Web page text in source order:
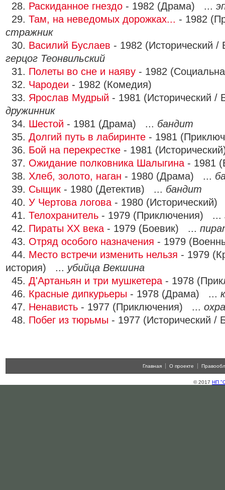
28. Раскиданное гнездо - 1982 (Драма) ...
29. Там, на неведомых дорожках... - 1982
стражник
30. Василий Буслаев - 1982 (Исторический
герцог Теонвильский
31. Полеты во сне и наяву - 1982
32. Чародеи - 1982 (Комедия)
33. Ярослав Мудрый - 1981 (Исторический
дружинник
34. Шестой - 1981 (Драма) ... бандит
35. Долгий путь в лабиринте - 1981
36. Бой на перекрестке - 1981
37. Ожидание полковника Шалыгина - 1981
38. Хлеб, золото, наган - 1980 (Драма) ...
39. Сыщик - 1980 (Детектив) ... бандит
40. У Чертова логова - 1980
41. Телохранитель - 1979 (Приключения) ...
42. Пираты XX века - 1979 (Боевик) ...
43. Отряд особого назначения - 1979
44. Место встречи изменить нельзя - 1979
история) ... убийца Векшина
45. Д'Артаньян и три мушкетера - 1978
46. Красные дипкурьеры - 1978 (Драма) ...
47. Ненависть - 1977 (Приключения) ...
48. Побег из тюрьмы - 1977 (Исторический /
Главная О проекте
© 2017 НП